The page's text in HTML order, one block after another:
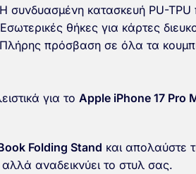
Η συνδυασμένη κατασκευή PU-TPU
Εσωτερικές θήκες για κάρτες
Πλήρης πρόσβαση σε όλα τα
για το Apple iPhone 17 Pro
Folding Stand και απολαύστε
αναδεικνύει το στυλ σας.